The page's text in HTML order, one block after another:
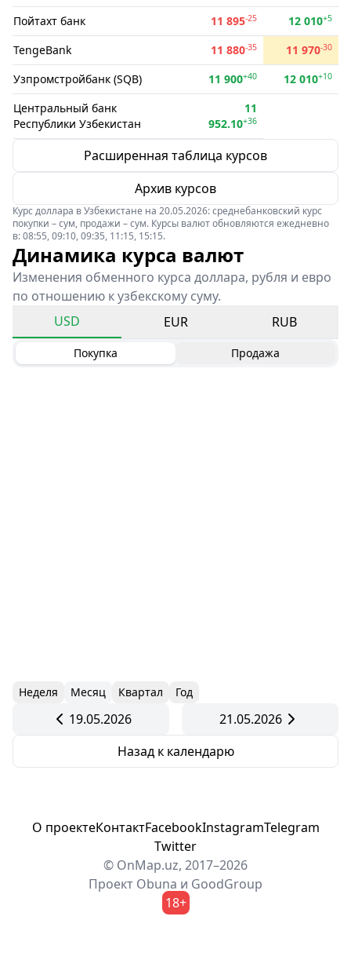
Пойтахт банк 11 895-25 12 010+5
TengeBank 11 880-35 11 970-30
Узпромстройбанк (SQB) 11 900+40 12 010+10
Центральный банк
Республики Узбекистан
11
952.10+36
Расширенная таблица курсов
Архив курсов
Курс доллара в Узбекистане на 20.05.2026: среднебанковский курс
покупки – сум, продажи – сум. Курсы валют обновляются ежедневно
в: 08:55, 09:10, 09:35, 11:15, 15:15.
Динамика курса валют
Изменения обменного курса доллара, рубля и евро
по отношению к узбекскому суму.
USD
EUR RUB
Покупка Продажа
Неделя Месяц Квартал Год
19.05.2026
21.05.2026
Назад к календарю
О проектеКонтактFacebookInstagramTelegram
Twitter
© OnMap.uz, 2017–2026
Проект Obuna и GoodGroup
18+